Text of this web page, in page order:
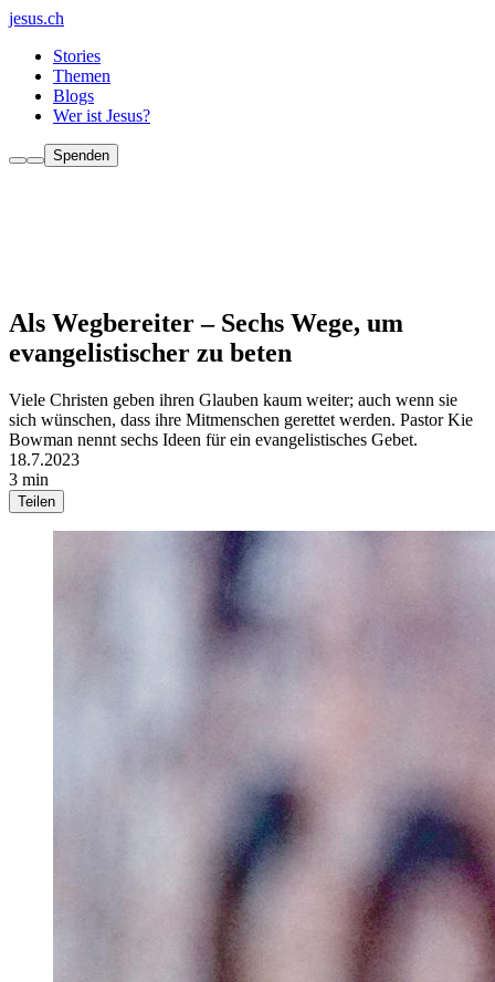
jesus.ch
Stories
Themen
Blogs
Wer ist Jesus?
Spenden
Als Wegbereiter – Sechs Wege, um
evangelistischer zu beten
Viele Christen geben ihren Glauben kaum weiter; auch wenn sie
sich wünschen, dass ihre Mitmenschen gerettet werden. Pastor Kie
Bowman nennt sechs Ideen für ein evangelistisches Gebet.
18.7.2023
3 min
Teilen